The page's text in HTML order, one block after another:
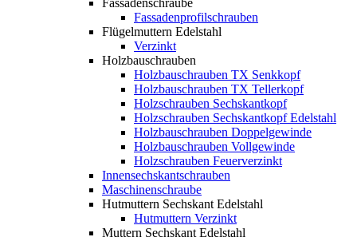
Fassadenschraube
Fassadenprofilschrauben
Flügelmuttern Edelstahl
Verzinkt
Holzbauschrauben
Holzbauschrauben TX Senkkopf
Holzbauschrauben TX Tellerkopf
Holzschrauben Sechskantkopf
Holzschrauben Sechskantkopf Edelstahl
Holzbauschrauben Doppelgewinde
Holzbauschrauben Vollgewinde
Holzschrauben Feuerverzinkt
Innensechskantschrauben
Maschinenschraube
Hutmuttern Sechskant Edelstahl
Hutmuttern Verzinkt
Muttern Sechskant Edelstahl